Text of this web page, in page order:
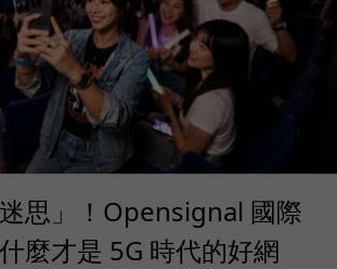
思」！Opensignal 國際
麼才是 5G 時代的好網